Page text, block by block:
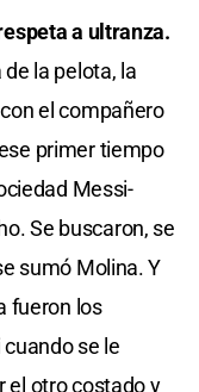
a ultranza.
la pelota, la
el compañero
primer tiempo
Messi-
Se buscaron, se
sumó Molina. Y
fueron los
se le
el otro costado y